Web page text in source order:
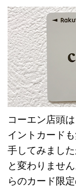
コーエン店頭
イントカード
手してみまし
と変わりませ
らのカード限